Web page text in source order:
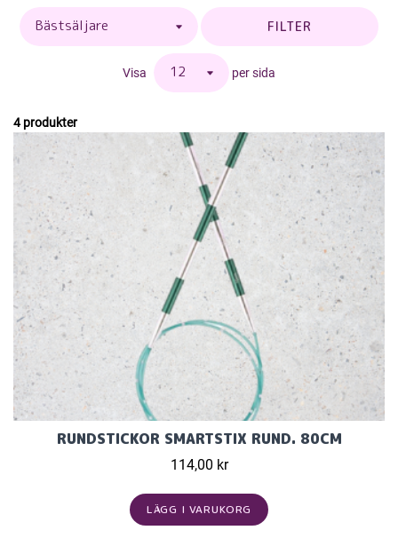
FILTER
Visa per sida
4 produkter
RUNDSTICKOR SMARTSTIX RUND. 80CM
114,00 kr
LÄGG I VARUKORG